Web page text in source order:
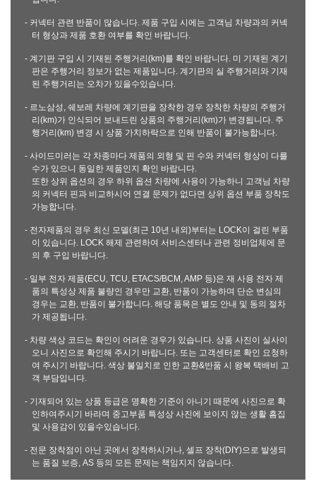
- 커넥터 관련 반품이 많습니다. 제품 구입 시에는 고객님 차량과의 커넥
터 형상과 제품 호환 여부를 확인 바랍니다.
- 계기판 구입 시 기재된 주행거리(km)를 확인 바랍니다. 미 기재된 계기
판은 주행거리 정보가 없는 제품입니다. 계기판의 실 주행거리와 기재
된 주행거리는 오차가 있을수있습니다.
- 르노삼성, 쉐보레 차량에 계기판을 장착한 경우 장착한 차량의 주행거
리(km)가 인식되어 보내드린 상품의 주행거리(km)가 변경됩니다. 주
행거리(km) 변경 시 상품 가치하락으로 인해 반품이 불가능합니다.
- 사이드미러는 각 차종마다 제품의 외형 및 핀 수와 커넥터 형상이 다를
수가 있으니 동일한 제품인지 확인 바랍니다.
또한 상위 옵션의 경우 하위 옵션 차량에 사용이 가능하니 고객님 차량
의 커넥터 핀과 비교하시어 연결 문제가 없다면 상위 옵션 부품 장착도
가능합니다.
- 전자제품의 경우 최신 모델(최근 10년 내외)부터는 LOCK이 걸린 부품
이 있습니다. LOCK 해제 관련하여 서비스센터나 관련 정비업체에 문
의 후 구입 바랍니다.
- 일부 전자 제품(ECU, TCU, ETACS/BCM, AMP 등)은 재 사용 전자 제
품의 특성상 제품 불량인 경우만 교환, 반품이 가능하며 단순 변심의
경우는 교환, 반품이 불가합니다. 해당 품목은 별도 안내 및 동의 절차
가 제공됩니다.
- 차량 색상 코드는 확인이 어려운 경우가 있습니다. 상품 사진이 실사이
오니 사진으로 확인해 주시기 바랍니다. 또는 고객센터로 확인 요청하
여 주시기 바랍니다. 색상 불일치로 인한 교환&반품 시 왕복 택배비 고
객 부담입니다.
- 기재되어 있는 상품 등급은 명확한 기준이 아니기 때문에 사진으로 확
인하여주시기 바라며 중고부품 특성상 사진에 보이지 않는 생활 흠집
및 사용감이 있을수있습니다.
- 전문 장착점이 아닌 곳에서 장착하시거나, 셀프 장착(DIY)으로 발생되
는 품질 보증, AS 등의 모든 문제는 책임지지 않습니다.